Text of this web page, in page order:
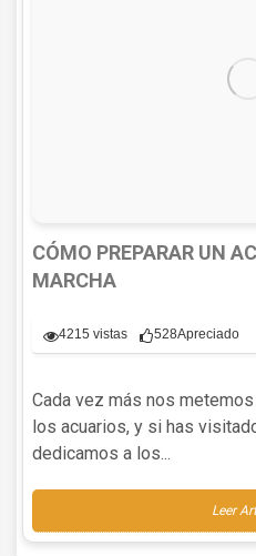
CÓMO PREPARAR UN
MARCHA
4215 vistas 528Apreciado
Cada vez más nos
los acuarios, y si has
dedicamos a los...
Leer